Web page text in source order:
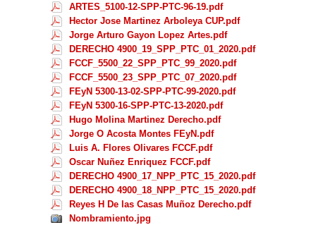
ARTES_5100-12-SPP-PTC-96-19.pdf
Hector Jose Martinez Arboleya CUP.pdf
Jorge Arturo Gayon Lopez Artes.pdf
DERECHO 4900_19_SPP_PTC_01_2020.pdf
FCCF_5500_22_SPP_PTC_99_2020.pdf
FCCF_5500_23_SPP_PTC_07_2020.pdf
FEyN 5300-13-02-SPP-PTC-99-2020.pdf
FEyN 5300-16-SPP-PTC-13-2020.pdf
Hugo Molina Martinez Derecho.pdf
Jorge O Acosta Montes FEyN.pdf
Luis A. Flores Olivares FCCF.pdf
Oscar Nuñez Enriquez FCCF.pdf
DERECHO 4900_17_NPP_PTC_15_2020.pdf
DERECHO 4900_18_NPP_PTC_15_2020.pdf
Reyes H De las Casas Muñoz Derecho.pdf
Nombramiento.jpg